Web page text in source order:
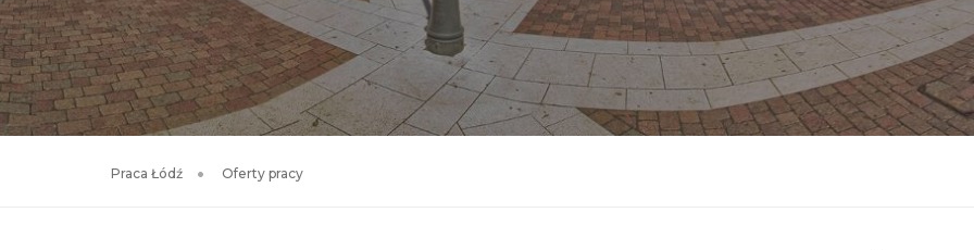
Praca Łódź Oferty pracy